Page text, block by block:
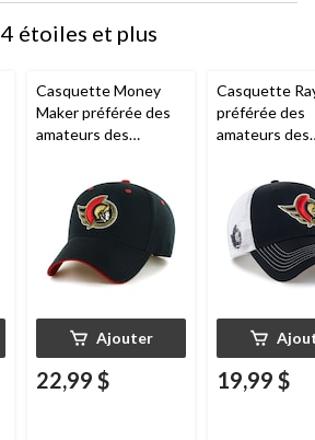
4 étoiles et plus
Casquette Money
Maker préférée des
amateurs des
Ajouter
22,99 $
Casquette
préférée des
amateurs des
de la LNH
19,99 $